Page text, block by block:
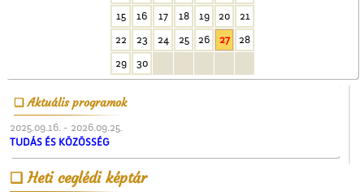
15 16 17 18 19 20
21
22
23 24 25 26 27
28
29
30
Aktuális programok
2025.09.16. - 2026.09.25.
TUDÁS ÉS KÖZÖSSÉG
Heti ceglédi képtár
A Népbolt
A ceglédi katolikus
templom tornya